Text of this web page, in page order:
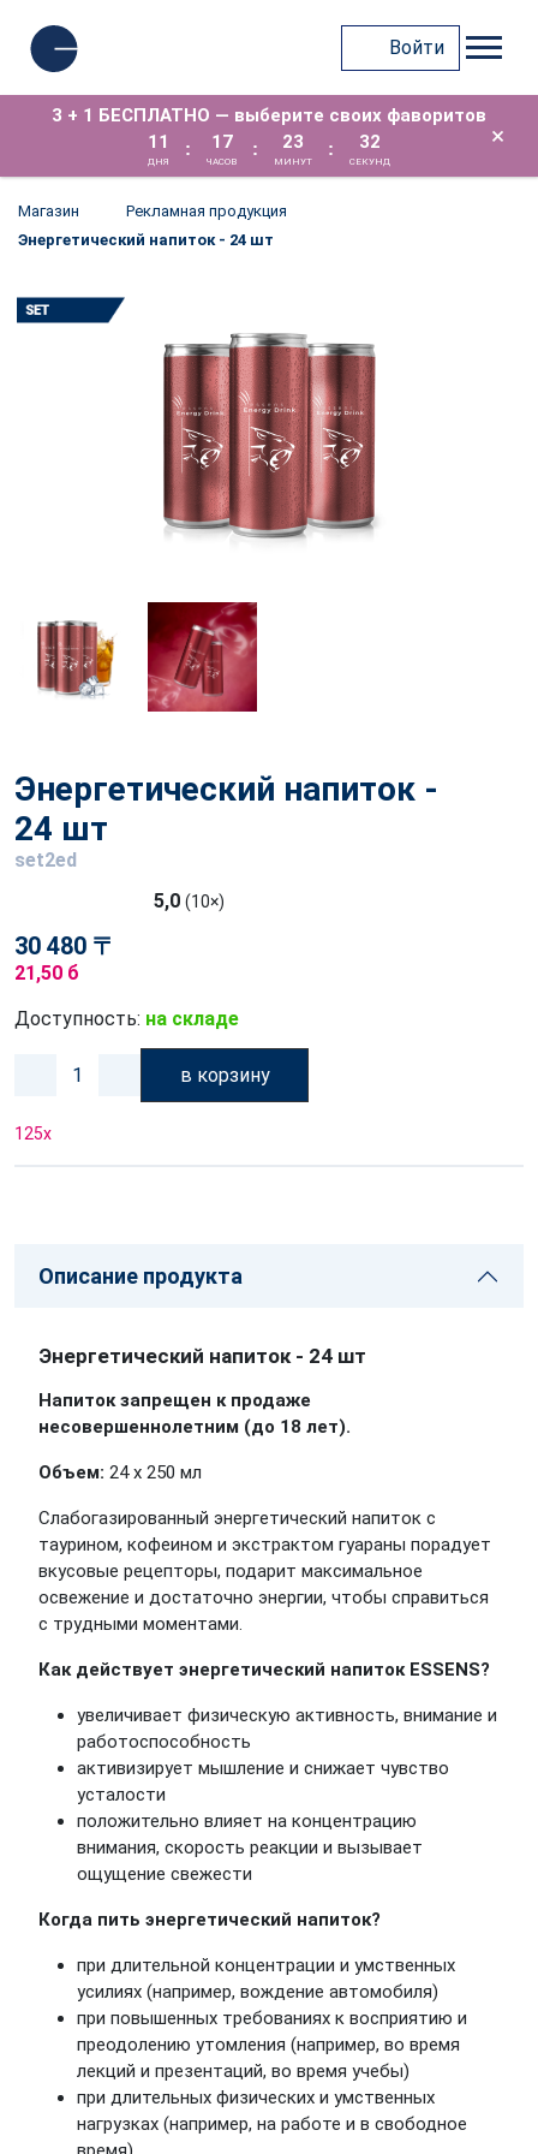
Войти
3 + 1 БЕСПЛАТНО — выберите своих фаворитов
11
ДНЯ
: 17
ЧАСОВ
: 23
МИНУТ
: 31
СЕКУНД
×
Магазин
Рекламная продукция
Энергетический напиток - 24 шт
Энергетический напиток -
24 шт
set2ed
5,0 (10×)
30 480 〒
21,50 б
Доступность: на складе
в корзину
125x
Описание продукта
Энергетический напиток - 24 шт
Напиток запрещен к продаже
несовершеннолетним (до 18 лет).
Объем: 24 х 250 мл
Слабогазированный энергетический напиток с
таурином, кофеином и экстрактом гуараны порадует
вкусовые рецепторы, подарит максимальное
освежение и достаточно энергии, чтобы справиться
с трудными моментами.
Как действует энергетический напиток ESSENS?
увеличивает физическую активность, внимание и
работоспособность
активизирует мышление и снижает чувство
усталости
положительно влияет на концентрацию
внимания, скорость реакции и вызывает
ощущение свежести
Когда пить энергетический напиток?
при длительной концентрации и умственных
усилиях (например, вождение автомобиля)
при повышенных требованиях к восприятию и
преодолению утомления (например, во время
лекций и презентаций, во время учебы)
при длительных физических и умственных
нагрузках (например, на работе и в свободное